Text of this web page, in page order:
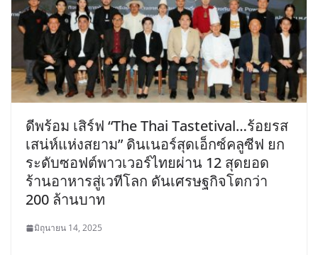
ดีพร้อม เสิร์ฟ “The Thai Tastetival…ร้อยรส
เสน่ห์แห่งสยาม” ดินเนอร์สุดเอ็กซ์คลูซีฟ ยก
ระดับซอฟต์พาวเวอร์ไทยผ่าน 12 สุดยอด
ร้านอาหารสู่เวทีโลก ดันเศรษฐกิจโตกว่า
200 ล้านบาท
มิถุนายน 14, 2025